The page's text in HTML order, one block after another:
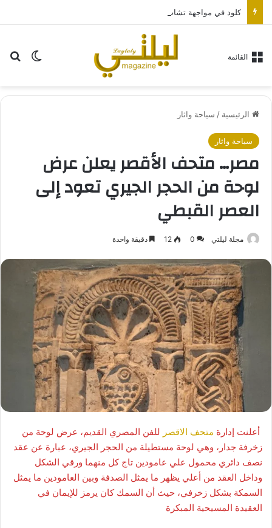
الوضع القائمة
الرئيسية / سياحة واثار
سياحة واثار
مصر… متحف الأقصر يعلن عرض
لوحة من الحجر الجيري تعود إلى
العصر القبطي
مجلة ليلتي 0
12 دقيقة واحدة
أعلنت إدارة متحف الاقصر للفن المصري القديم، عرض لوحة من
زخرفة جدار، وهي لوحة مستطيلة من الحجر الجيري، عبارة عن عقد
نصف دائري محمول علي عامودين تاج كل منهما ورقي الشكل
وداخل العقد من أعلي يظهر ما يمثل الصدفة وبين العامودين ما يمثل
السمكة بشكل زخرفي، حيث أن السمك كان يرمز للإيمان في
العقيدة المسيحية المبكرة